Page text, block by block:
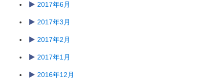
2017年6月
2017年3月
2017年2月
2017年1月
2016年12月